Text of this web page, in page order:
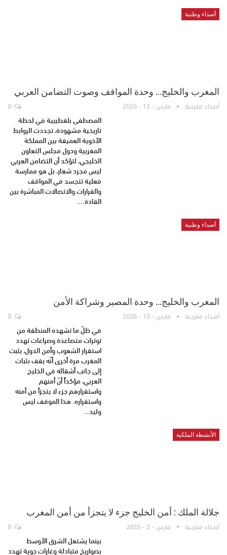
أصداء وطنية
المغرب والخليج… وحدة المواقف وصوت التضامن العربي
أصداء مغربية مارس - 13 - 2026
المصطفى بلقطيبية في لحظة
تاريخية مشهودة، تجددت الروابط
الأخوية العميقة بين المملكة
المغربية ودول مجلس التعاون
الخليجي، لتؤكد أن التضامن العربي
ليس مجرد شعار، بل هو ممارسة
فعلية تتجسد في المواقف
والقرارات والاتصالات المباشرة بين
القادة.…
أصداء وطنية
المغرب والخليج… وحدة المصير وشراكة الأمن
أصداء مغربية مارس - 10 - 2026
في ظلّ ما تشهده المنطقة من
توترات متصاعدة وصراعات تهدد
استقرار الشعوب وأمن الدول، يثبت
المغرب مرة أخرى أنّه يقف بثبات
إلى جانب أشقائه في الخليج
العربي، مؤكداً أنّ أمنهم
واستقرارهم جزء لا يتجزأ من أمنه
واستقراره. هذا الموقف ليس
وليد…
الأنشطة الملكية
جلالة الملك : أمن الخليج جزء لا يتجزأ من أمن المغرب
أصداء مغربية مارس - 2 - 2026
بينما يشتعل الشرق الأوسط
بصواريخ متبادلة وغارات جوية تهدد